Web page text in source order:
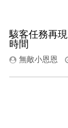
駭客任務再
時間
無敵小恩恩